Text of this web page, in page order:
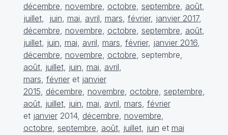
décembre novembre octobre septembre août,
juillet, juin mai avril mars février, janvier 2017,
décembre novembre octobre septembre août,
juillet, juin mai avril mars février, janvier 2016,
décembre novembre octobre , septembre,
août, juillet, juin mai avril
mars févrieret janvier
2015 décembre novembre octobre septembre
août, juillet, juin mai avril mars février
et janvier2014, décembre novembre
octobre septembre août, juillet, juin et mai